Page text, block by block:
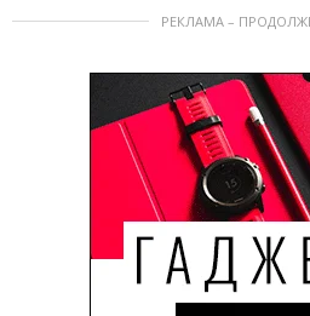
РЕКЛАМА –